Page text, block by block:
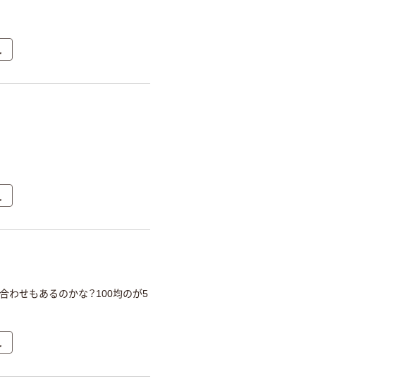
わせもあるのかな？100均のが5